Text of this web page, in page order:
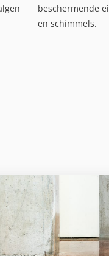
beschermende
en schimmels.